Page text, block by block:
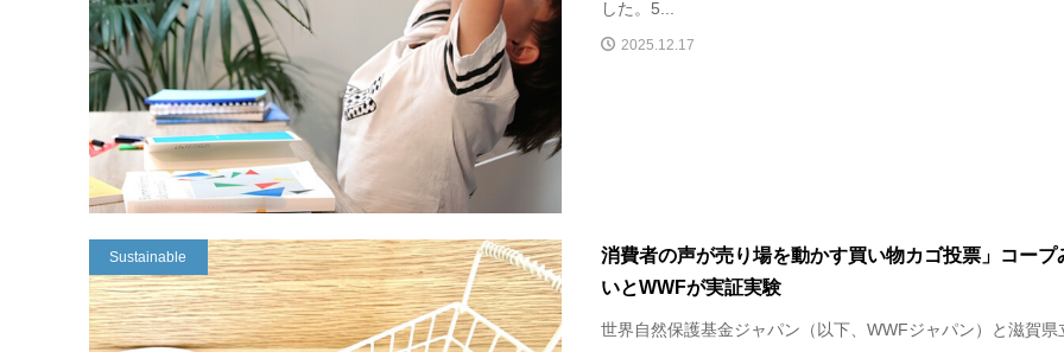
した。5...
2025.12.17
Sustainable
消費者の声が売り場を動かす買い物カゴ投票」コープ
いとWWFが実証実験
世界自然保護基金ジャパン（以下、WWFジャパン）と滋賀県